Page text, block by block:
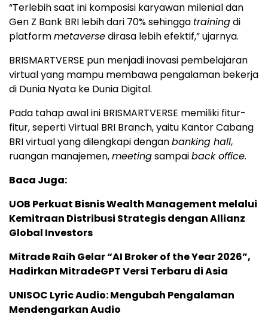
“Terlebih saat ini komposisi karyawan milenial dan
Gen Z Bank BRI lebih dari 70% sehingga trainingdi
platformmetaversedirasa lebih efektif,” ujarnya.
BRISMARTVERSE pun menjadi inovasi pembelajaran
virtual yang mampu membawa pengalaman bekerja
di Dunia Nyata ke Dunia Digital.
Pada tahap awal ini BRISMARTVERSE memiliki fitur-
fitur, seperti Virtual BRI Branch, yaitu Kantor Cabang
BRI virtual yang dilengkapi denganbanking hall,
ruangan manajemen,meetingsampaiback office.
Baca Juga:
UOB Perkuat Bisnis Wealth Management melalui
Kemitraan Distribusi Strategis dengan Allianz
Global Investors
Mitrade Raih Gelar “AI Broker of the Year 2026”,
Hadirkan MitradeGPT Versi Terbaru di Asia
UNISOC Lyric Audio: Mengubah Pengalaman
Mendengarkan Audio